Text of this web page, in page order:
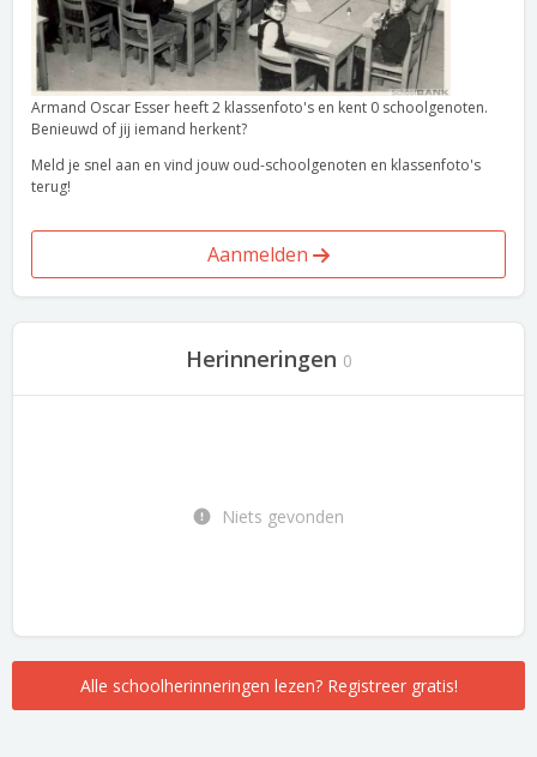
Armand Oscar Esser heeft 2 klassenfoto's en kent 0 schoolgenoten.
Benieuwd of jij iemand herkent?
Meld je snel aan en vind jouw oud-schoolgenoten en klassenfoto's
terug!
Aanmelden
Herinneringen 0
Niets gevonden
Alle schoolherinneringen lezen? Registreer gratis!